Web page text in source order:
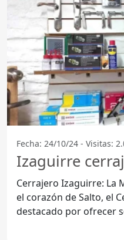
Fecha: 24/10/24 - Visitas:
Izaguirre
Cerrajero Izaguirre: La
el corazón de Salto, el
destacado por ofrecer